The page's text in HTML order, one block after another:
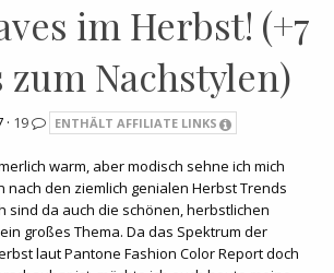
im Herbst! (+7
Nachstylen)
19 ENTHÄLT AFFILIATE LINKS
warm, aber modisch sehne ich mich
nach den ziemlich genialen Herbst Trends
sind da auch die schönen, herbstlichen
großes Thema. Da das Spektrum der
laut Pantone Fashion Color Report doch